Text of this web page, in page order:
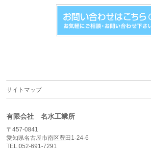
サイトマップ
有限会社 名水工業所
〒457-0841
愛知県名古屋市南区豊田1-24-6
TEL:052-691-7291